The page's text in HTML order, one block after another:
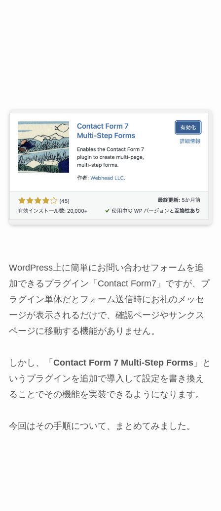
WordPress上に簡単にお問い合わせフォームを追
加できるプラグイン「Contact Form7」ですが、プ
ラグイン単体だとフォーム送信時にお礼のメッセ
ージが表示されるだけで、確認ページやサンクス
ページに移動する機能がありません。
しかし、「 Contact Form 7 Multi-Step Forms」と
いうプラグインを追加で導入して設定を書き換え
ることでその機能を実装できるようになります。
今回はその手順について、まとめてみました。